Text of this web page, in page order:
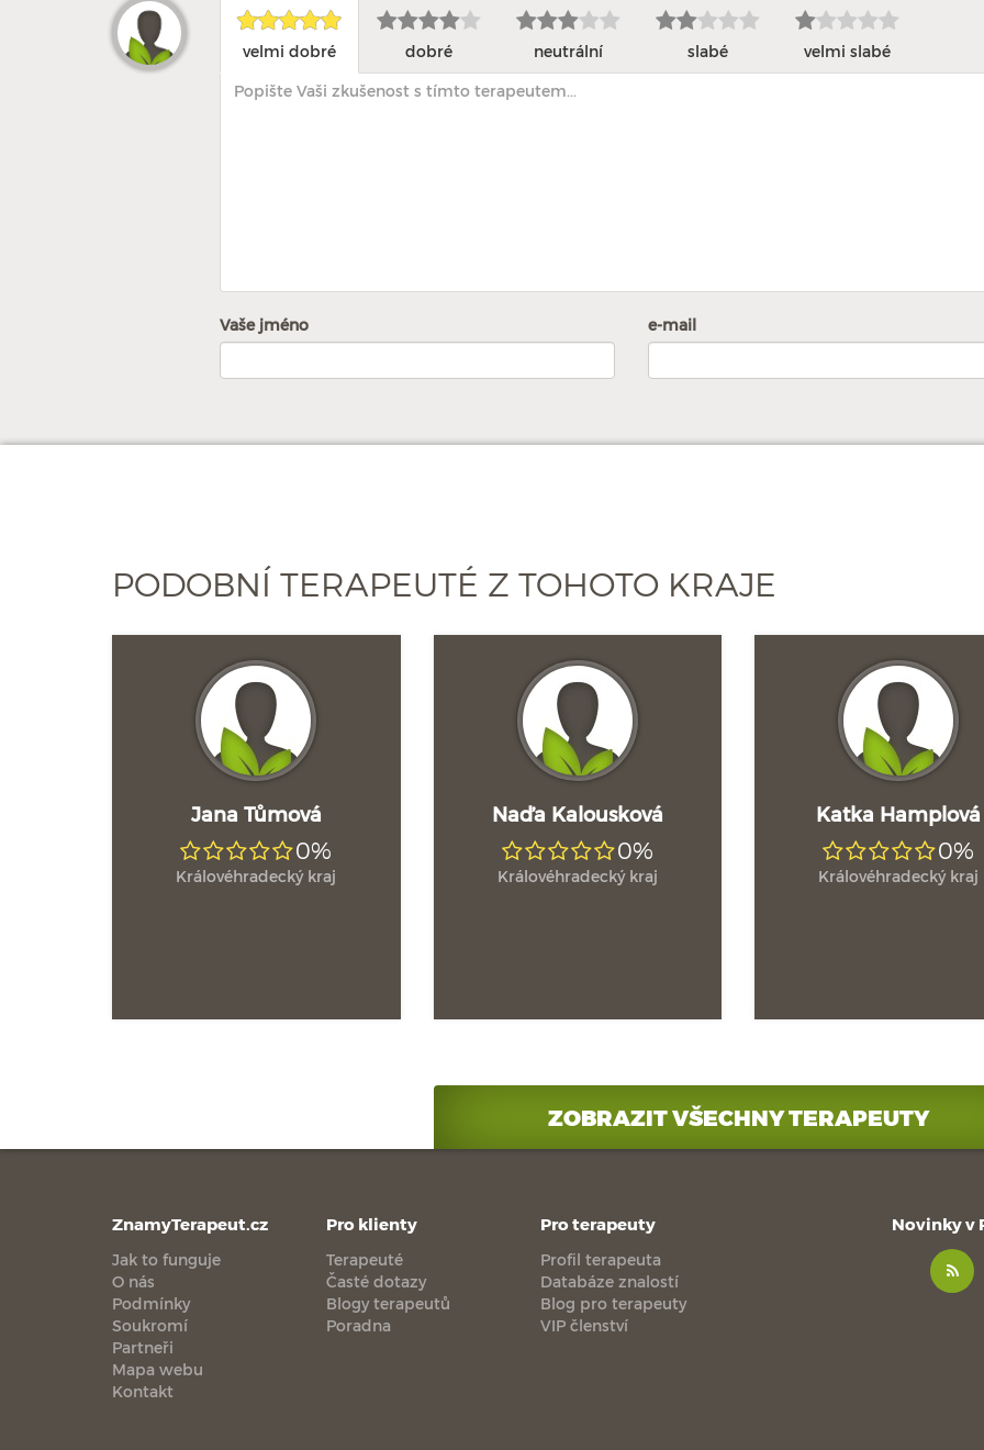
velmi dobré dobré neutrální slabé velmi slabé
Vaše jméno e-mail
PODOBNÍ TERAPEUTÉ Z TOHOTO KRAJE
Jana Tůmová
0%
Královéhradecký kraj
Naďa Kalousková
0%
Královéhradecký kraj
Katka Hamplová
0%
Královéhradecký kraj
ZOBRAZIT VŠECHNY TERAPEUTY
ZnamyTerapeut.cz
Jak to funguje
O nás
Podmínky
Soukromí
Partneři
Mapa webu
Kontakt
Pro klienty
Terapeuté
Časté dotazy
Blogy terapeutů
Poradna
Pro terapeuty
Profil terapeuta
Databáze znalostí
Blog pro terapeuty
VIP členství
Novinky v